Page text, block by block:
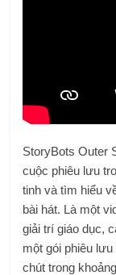
StoryBots Outer
cuộc phiêu lưu
tinh và tìm hiểu
bài hát. Là một
giải trí giáo dục,
một gói phiêu
chút trong